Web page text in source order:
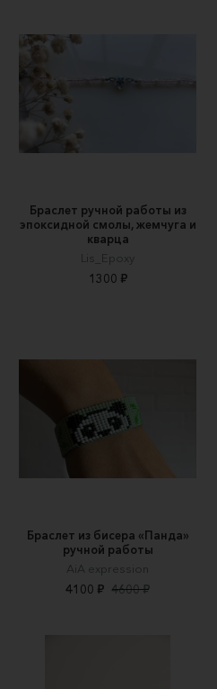
Браслет ручной работы из
эпоксидной смолы, жемчуга и
кварца
Lis_Epoxy
1300 ₽
Браслет из бисера «Панда»
ручной работы
AiA expression
4100 ₽ 4600 ₽